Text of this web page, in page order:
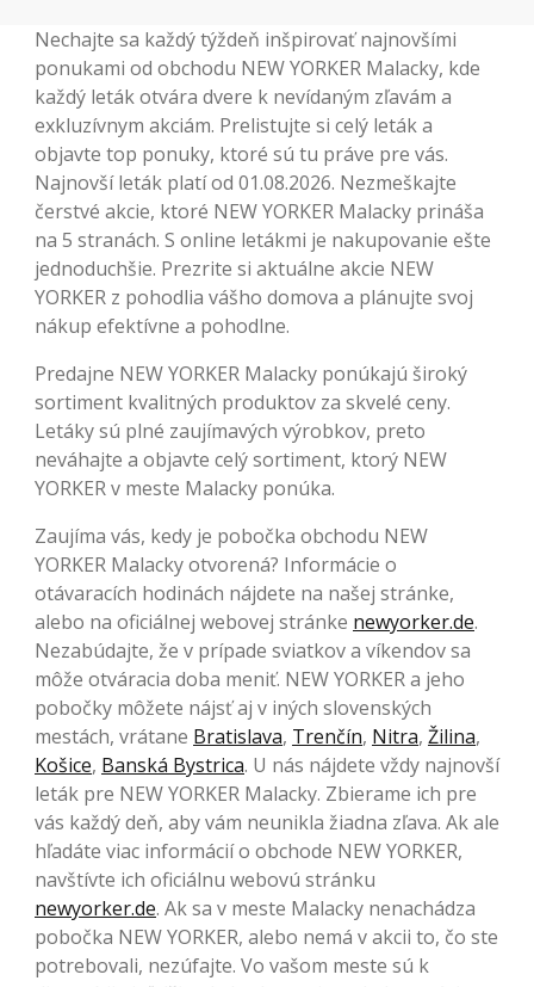
Nechajte sa každý týždeň inšpirovať najnovšími
ponukami od obchodu NEW YORKER Malacky, kde
každý leták otvára dvere k nevídaným zľavám a
exkluzívnym akciám. Prelistujte si celý leták a
objavte top ponuky, ktoré sú tu práve pre vás.
Najnovší leták platí od 01.08.2026. Nezmeškajte
čerstvé akcie, ktoré NEW YORKER Malacky prináša
na 5 stranách. S online letákmi je nakupovanie ešte
jednoduchšie. Prezrite si aktuálne akcie NEW
YORKER z pohodlia vášho domova a plánujte svoj
nákup efektívne a pohodlne.
Predajne NEW YORKER Malacky ponúkajú široký
sortiment kvalitných produktov za skvelé ceny.
Letáky sú plné zaujímavých výrobkov, preto
neváhajte a objavte celý sortiment, ktorý NEW
YORKER v meste Malacky ponúka.
Zaujíma vás, kedy je pobočka obchodu NEW
YORKER Malacky otvorená? Informácie o
otávaracích hodinách nájdete na našej stránke,
alebo na oficiálnej webovej stránke newyorker.de.
Nezabúdajte, že v prípade sviatkov a víkendov sa
môže otváracia doba meniť. NEW YORKER a jeho
pobočky môžete nájsť aj v iných slovenských
mestách, vrátane Bratislava, Trenčín, Nitra, Žilina,
Košice, Banská Bystrica. U nás nájdete vždy najnovší
leták pre NEW YORKER Malacky. Zbierame ich pre
vás každý deň, aby vám neunikla žiadna zľava. Ak ale
hľadáte viac informácií o obchode NEW YORKER,
navštívte ich oficiálnu webovú stránku
newyorker.de. Ak sa v meste Malacky nenachádza
pobočka NEW YORKER, alebo nemá v akcii to, čo ste
potrebovali, nezúfajte. Vo vašom meste sú k